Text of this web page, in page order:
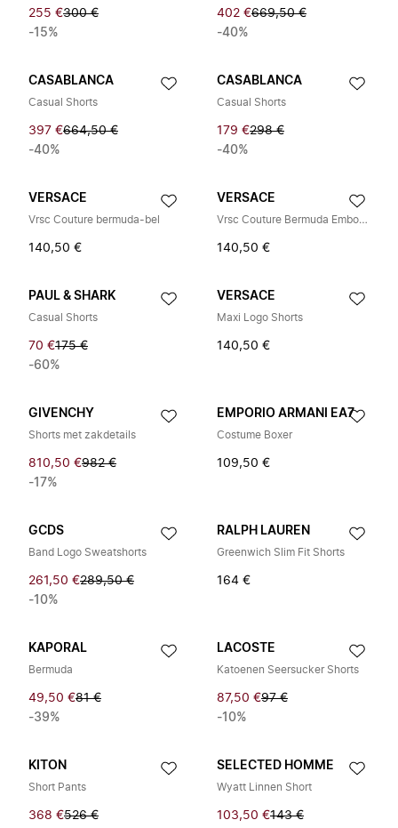
255 €300 €
-15%
402 €669,50 €
-40%
CASABLANCA
Casual Shorts
397 €664,50 €
-40%
CASABLANCA
Casual Shorts
179 €298 €
-40%
VERSACE
Vrsc Couture bermuda-bel
140,50 €
VERSACE
Vrsc Couture Bermuda Embossed
140,50 €
PAUL & SHARK
Casual Shorts
70 €175 €
-60%
VERSACE
Maxi Logo Shorts
140,50 €
GIVENCHY
Shorts met zakdetails
810,50 €982 €
-17%
EMPORIO ARMANI EA7
Costume Boxer
109,50 €
GCDS
Band Logo Sweatshorts
261,50 €289,50 €
-10%
RALPH LAUREN
Greenwich Slim Fit Shorts
164 €
KAPORAL
Bermuda
49,50 €81 €
-39%
LACOSTE
Katoenen Seersucker Shorts
87,50 €97 €
-10%
KITON
Short Pants
368 €526 €
SELECTED HOMME
Wyatt Linnen Short
103,50 €143 €